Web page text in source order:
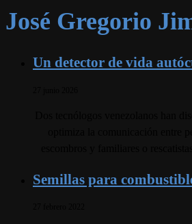
José Gregorio
Un detector de vida
Semillas para